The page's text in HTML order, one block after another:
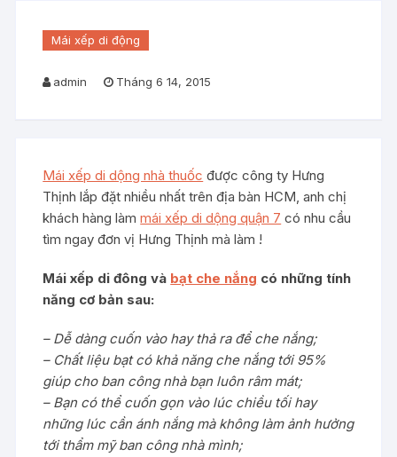
Mái xếp di động
admin Tháng 6 14, 2015
Mái xếp di dộng nhà thuốc được công ty Hưng
Thịnh lắp đặt nhiều nhất trên địa bàn HCM, anh chị
khách hàng làmmái xếp di dộng quận 7 có nhu cầu
tìm ngay đơn vị Hưng Thịnh mà làm !
Mái xếp di đông và bạt che nắng có những tính
năng cơ bản sau:
– Dễ dàng cuốn vào hay thả ra để che nắng;
– Chất liệu bạt có khả năng che nắng tới 95%
giúp cho ban công nhà bạn luôn râm mát;
– Bạn có thể cuốn gọn vào lúc chiều tối hay
những lúc cần ánh nắng mà không làm ảnh hưởng
tới thẩm mỹ ban công nhà mình;